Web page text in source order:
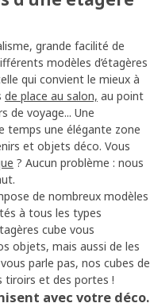
grande facilité de
modèles d’étagères
qui convient le mieux à
de place au salon, au point
de voyage... Une
temps une élégante zone
et objets déco. Vous
? Aucun problème : nous
de nombreux modèles
à tous les types
cube vous
objets, mais aussi de les
parle pas, nos cubes de
tiroirs et des portes !
avec votre déco.